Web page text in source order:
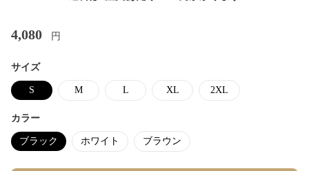
4,080 円
サイズ
S M L XL 2XL
カラー
ブラック ホワイト ブラウン